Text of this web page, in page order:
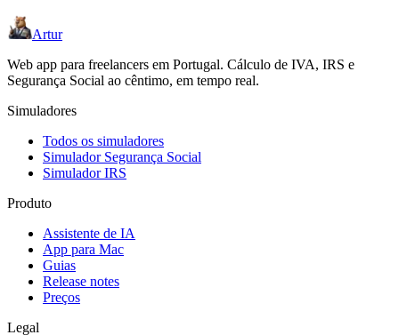
Artur
Web app para freelancers em Portugal. Cálculo de IVA, IRS e
Segurança Social ao cêntimo, em tempo real.
Simuladores
Todos os simuladores
Simulador Segurança Social
Simulador IRS
Produto
Assistente de IA
App para Mac
Guias
Release notes
Preços
Legal